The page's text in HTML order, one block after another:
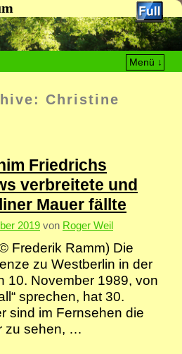
Menü ↓
Christine
Friedrichs
verbreitete und
Mauer fällte
2019 von Roger Weil
Frederik Ramm) Die
zu Westberlin in der
10. November 1989, von
sprechen, hat 30.
sind im Fernsehen die
zu sehen, …